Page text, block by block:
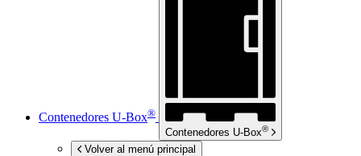
Contenedores U-Box®
Contenedores U-Box®
Volver al menú principal